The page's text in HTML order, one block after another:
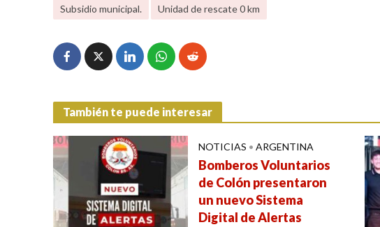
Subsidio municipal.
Unidad de rescate 0 km
También te puede interesar
NOTICIAS • ARGENTINA
Bomberos Voluntarios
de Colón presentaron
un nuevo Sistema
Digital de Alertas